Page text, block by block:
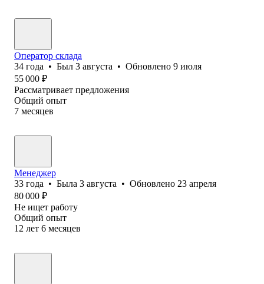
Оператор склада
34 года • Был 3 августа • Обновлено 9 июля
55 000 ₽
Рассматривает предложения
Общий опыт
7 месяцев
Менеджер
33 года • Была 3 августа • Обновлено 23 апреля
80 000 ₽
Не ищет работу
Общий опыт
12 лет 6 месяцев